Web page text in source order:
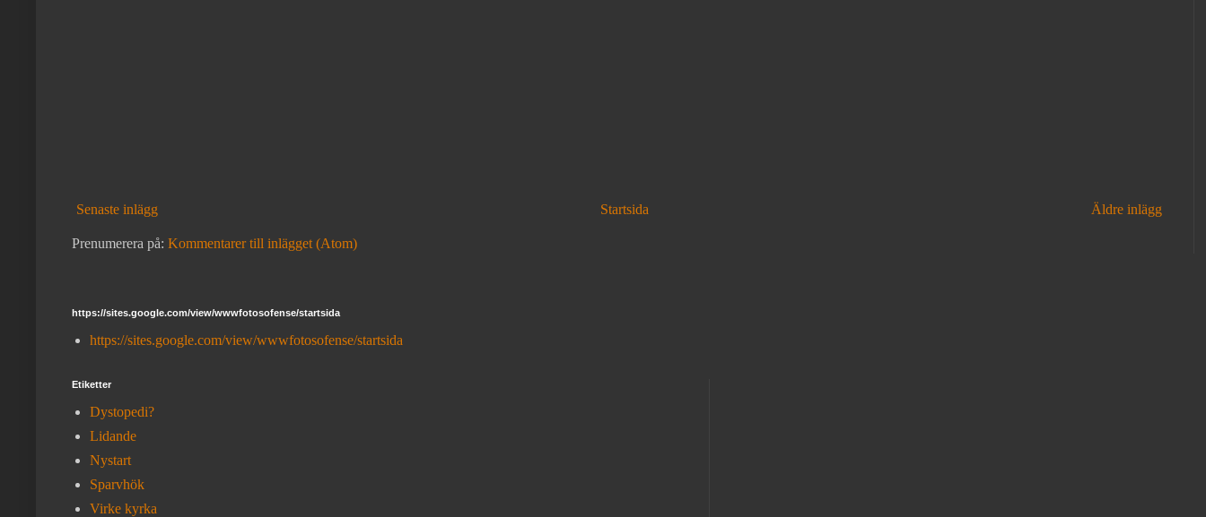
Senaste inlägg Äldre inlägg
Startsida
Prenumerera på: Kommentarer till inlägget (Atom)
https://sites.google.com/view/wwwfotosofense/startsida
https://sites.google.com/view/wwwfotosofense/startsida
Etiketter
Dystopedi?
Lidande
Nystart
Sparvhök
Virke kyrka